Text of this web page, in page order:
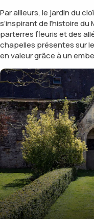
Par ailleurs, le jardin du
s’inspirant de l’histoire
parterres fleuris et des
chapelles présentes sur
en valeur grâce à un